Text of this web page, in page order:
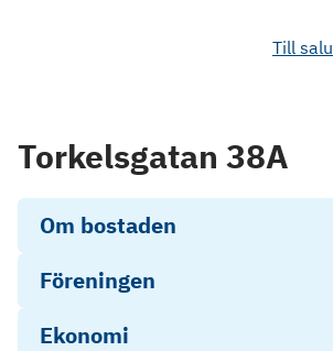
Till salu
Torkelsgatan 38A
Om bostaden
Föreningen
Ekonomi